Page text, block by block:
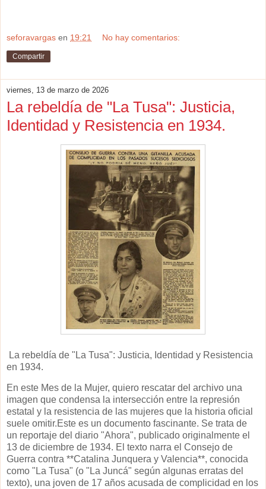
seforavargas en 19:21 No hay comentarios:
Compartir
viernes, 13 de marzo de 2026
La rebeldía de "La Tusa": Justicia,
Identidad y Resistencia en 1934.
La rebeldía de "La Tusa": Justicia, Identidad y Resistencia
en 1934.
En este Mes de la Mujer, quiero rescatar del archivo una
imagen que condensa la intersección entre la represión
estatal y la resistencia de las mujeres que la historia oficial
suele omitir.Este es un documento fascinante. Se trata de
un reportaje del diario "Ahora", publicado originalmente el
13 de diciembre de 1934. El texto narra el Consejo de
Guerra contra **Catalina Junquera y Valencia**, conocida
como "La Tusa" (o "La Juncá" según algunas erratas del
texto), una joven de 17 años acusada de complicidad en los